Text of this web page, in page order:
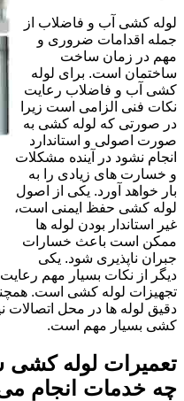
لوله کشی آب و فاضلاب از
جمله اقدامات ضروری و
مهم در زمان ساخت
ساختمان است. برای لوله
کشی آب و فاضلاب رعایت
نکات فنی الزامی است زیرا
در صورتی که لوله کشی به
صورت اصولی و استاندارد
انجام نشود در آینده مشکلات
و خسارت های زیادی را به
بار خواهد آورد. یکی از اصول
لوله کشی حفظ ایمنی است،
غیر استاندار بودن لوله ها
ممکن است باعث خسارات
جبران ناپذیری شود. یکی
دیگر از نکات بسیار مهم
تجهیزات لوله کشی است.
دقیق لوله ها در محل اتصالات
کشی بسیار مهم است.
تعمیرات لوله
چه خدمات انجام